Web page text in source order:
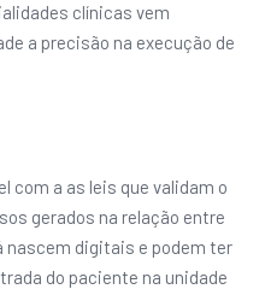
clínicas vem
a precisão na execução de
com a as leis que validam o
gerados na relação entre
nascem digitais e podem ter
do paciente na unidade